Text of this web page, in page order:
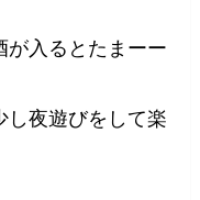
が入るとたまーー
し夜遊びをして楽